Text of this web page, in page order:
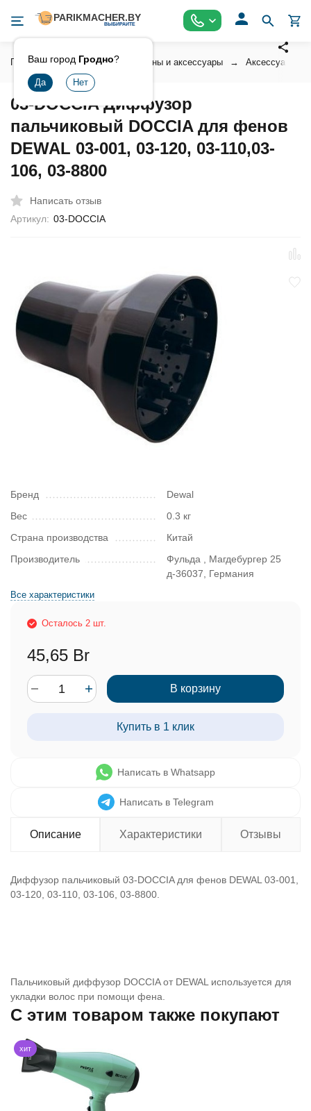
Ваш город Гродно?
Главная Инструмент Фены и аксессуары Аксессуары к
03-DOCCIA Диффузор
пальчиковый DOCCIA для фенов
DEWAL 03-001, 03-120, 03-110,03-
106, 03-8800
Написать отзыв
Артикул: 03-DOCCIA
Бренд
Dewal
Вес
0.3 кг
Страна производства
Китай
Производитель
Фульда , Магдебургер 25
д-36037, Германия
Все характеристики
Осталось 2 шт.
45,65 Br
В корзину
Купить в 1 клик
Написать в Whatsapp
Написать в Telegram
Описание Характеристики Отзывы
Диффузор пальчиковый 03-DOCCIA для фенов DEWAL 03-001,
03-120, 03-110, 03-106, 03-8800.
Пальчиковый диффузор DOCCIA от DEWAL используется для
укладки волос при помощи фена.
C этим товаром также покупают
хит